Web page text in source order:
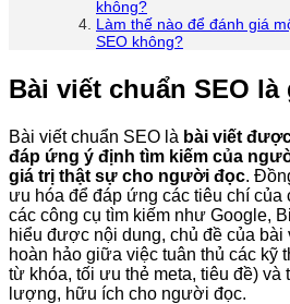
không?
Làm thế nào để đánh giá
SEO không?
Bài viết chuẩn SEO là
Bài viết chuẩn SEO là bài viết
đáp ứng ý định tìm kiếm của
giá trị thật sự cho người đọc.
ưu hóa để đáp ứng các tiêu chí của
các công cụ tìm kiếm như Google,
hiểu được nội dung, chủ đề của
hoàn hảo giữa việc tuân thủ các kỹ
từ khóa, tối ưu thẻ meta, tiêu đề) và
lượng, hữu ích cho người đọc.